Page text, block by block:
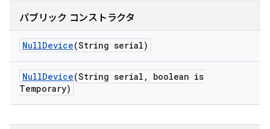
パブリック コンストラクタ
NullDevice(String serial)
NullDevice(String serial ,
boolean is
Temporary)